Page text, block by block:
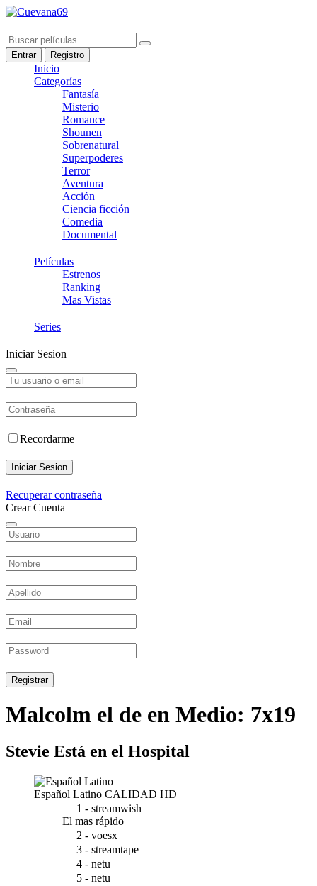
Entrar Registro
Inicio
Categorías
Fantasía
Misterio
Romance
Shounen
Sobrenatural
Superpoderes
Terror
Aventura
Acción
Ciencia ficción
Comedia
Documental
Películas
Estrenos
Ranking
Mas Vistas
Series
Iniciar Sesion
Recordarme
Iniciar Sesion
Recuperar contraseña
Crear Cuenta
Registrar
Malcolm el de en Medio: 7x19
Stevie Está en el Hospital
Español Latino CALIDAD HD
1 - streamwish
El mas rápido
2 - voesx
3 - streamtape
4 - netu
5 - netu